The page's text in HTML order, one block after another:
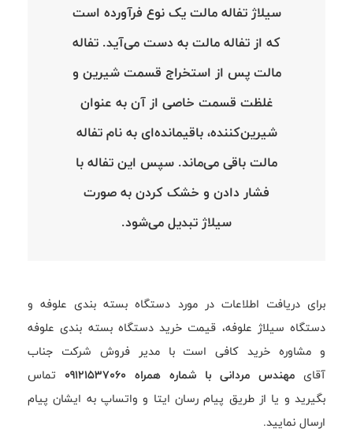
سیلاژ تفاله مالت یک نوع فرآورده است
که از تفاله مالت به دست می‌آید. تفاله
مالت پس از استخراج قسمت شیرین و
غلظت قسمت خاصی از آن به عنوان
شیرین‌کننده، باقیمانده‌ای به نام تفاله
مالت باقی می‌ماند. سپس این تفاله با
فشار دادن و خشک کردن به صورت
سیلاژ تبدیل می‌شود.
برای دریافت اطلاعات در مورد دستگاه بسته بندی علوفه و
دستگاه سیلاژ علوفه، قیمت خرید دستگاه بسته بندی علوفه
و مشاوره خرید کافی است با مدیر فروش شرکت جناب
آقای مهندس مردانی با شماره همراه 09121537060
تماس
بگیرید و یا از طریق پیام رسان ایتا و واتساپ به ایشان پیام
ارسال نمایید.